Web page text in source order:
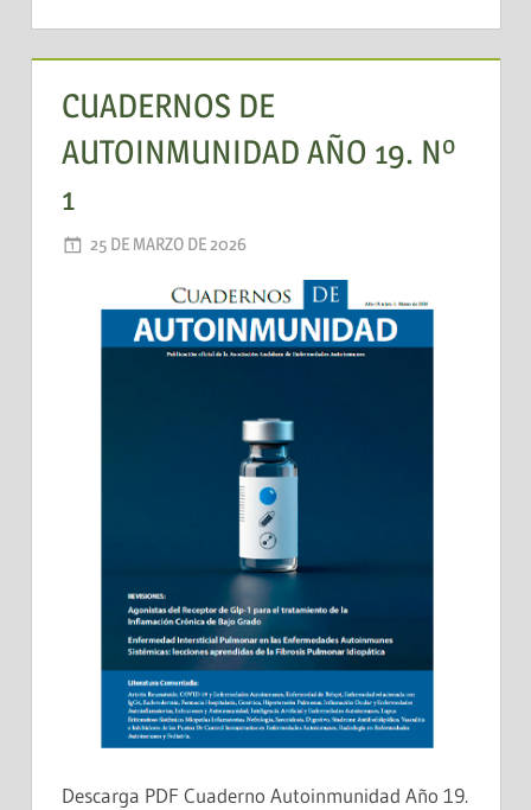
CUADERNOS DE
AUTOINMUNIDAD AÑO 19. Nº
1
25 DE MARZO DE 2026
Descarga PDF Cuaderno Autoinmunidad Año 19.